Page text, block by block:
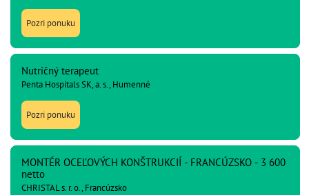
Pozri ponuku
Nutričný terapeut
Penta Hospitals SK, a. s., Humenné
Pozri ponuku
MONTÉR OCEĽOVÝCH KONŠTRUKCIÍ - FRANCÚZSKO - 3 600
netto
CHRISTAL s. r. o., Francúzsko